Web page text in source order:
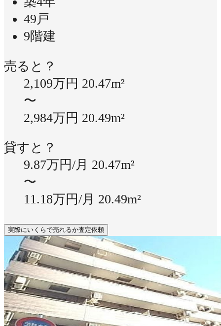
49戸
9階建
売ると？
2,109万円 20.47m²
〜
2,984万円 20.49m²
貸すと？
9.87万円/月 20.47m²
〜
11.18万円/月 20.49m²
実際にいくらで売れるか査定依頼